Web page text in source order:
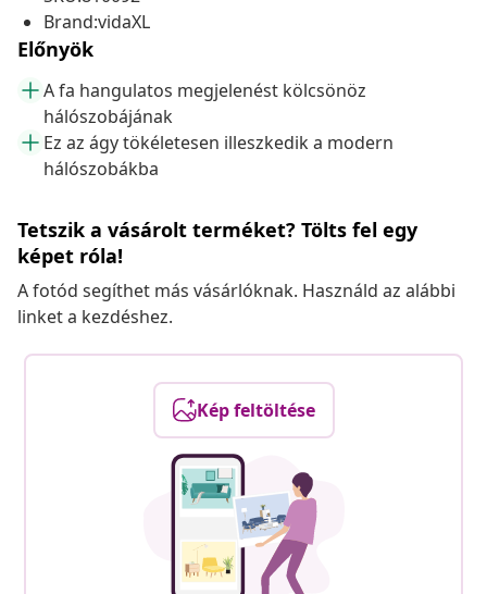
Brand:vidaXL
Előnyök
A fa hangulatos megjelenést kölcsönöz
hálószobájának
Ez az ágy tökéletesen illeszkedik a modern
hálószobákba
Tetszik a vásárolt terméket? Tölts fel egy
képet róla!
A fotód segíthet más vásárlóknak. Használd az alábbi
linket a kezdéshez.
Kép feltöltése